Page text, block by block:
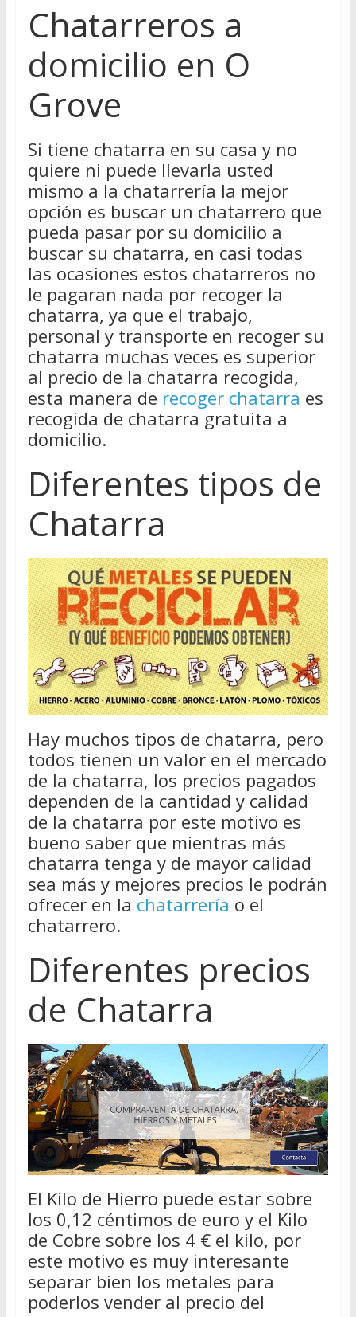
Chatarreros a
domicilio en O
Grove
Si tiene chatarra en su casa y no
quiere ni puede llevarla usted
mismo a la chatarrería la mejor
opción es buscar un chatarrero que
pueda pasar por su domicilio a
buscar su chatarra, en casi todas
las ocasiones estos chatarreros no
le pagaran nada por recoger la
chatarra, ya que el trabajo,
personal y transporte en recoger su
chatarra muchas veces es superior
al precio de la chatarra recogida,
esta manera de recoger chatarra es
recogida de chatarra gratuita a
domicilio.
Diferentes tipos de
Chatarra
Hay muchos tipos de chatarra, pero
todos tienen un valor en el mercado
de la chatarra, los precios pagados
dependen de la cantidad y calidad
de la chatarra por este motivo es
bueno saber que mientras más
chatarra tenga y de mayor calidad
sea más y mejores precios le podrán
ofrecer en la chatarrería o el
chatarrero.
Diferentes precios
de Chatarra
El Kilo de Hierro puede estar sobre
los 0,12 céntimos de euro y el Kilo
de Cobre sobre los 4 € el kilo, por
este motivo es muy interesante
separar bien los metales para
poderlos vender al precio del